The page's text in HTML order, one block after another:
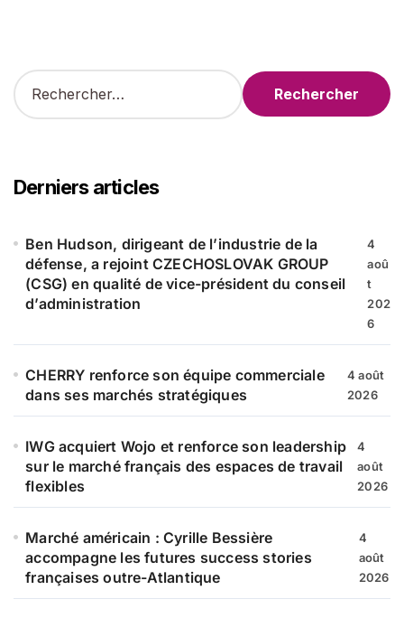
R
e
r
c
e
Derniers articles
Ben Hudson, dirigeant de l’industrie de la
défense, a rejoint CZECHOSLOVAK GROUP
(CSG) en qualité de vice-président du conseil
d’administration
4
aoû
t
202
6
CHERRY renforce son équipe commerciale
dans ses marchés stratégiques
4 août
2026
IWG acquiert Wojo et renforce son leadership
sur le marché français des espaces de travail
flexibles
4
août
2026
Marché américain : Cyrille Bessière
accompagne les futures success stories
françaises outre-Atlantique
4
août
2026